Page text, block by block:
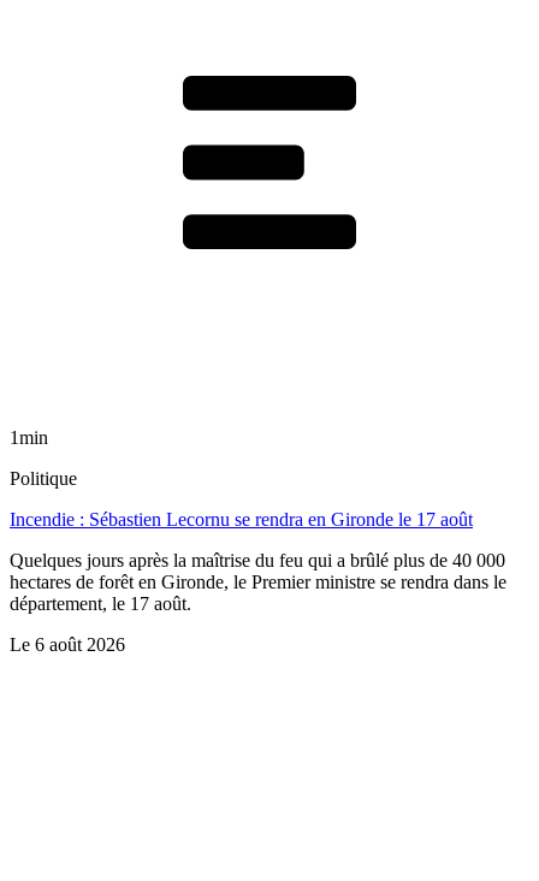
1min
Politique
Incendie : Sébastien Lecornu se rendra en Gironde le 17 août
Quelques jours après la maîtrise du feu qui a brûlé plus de 40 000
hectares de forêt en Gironde, le Premier ministre se rendra dans le
département, le 17 août.
Le 6 août 2026